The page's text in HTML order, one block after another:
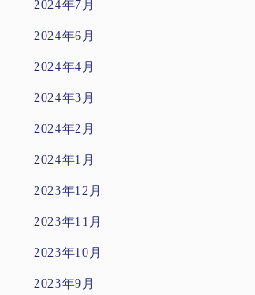
2024年7月
2024年6月
2024年4月
2024年3月
2024年2月
2024年1月
2023年12月
2023年11月
2023年10月
2023年9月